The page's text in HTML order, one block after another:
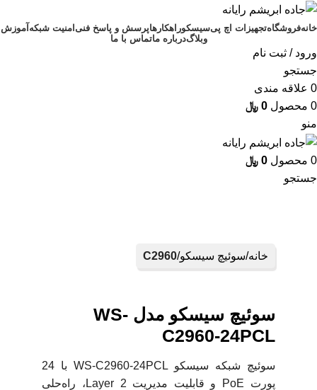
خانهفروشگاهتجهیزات اچ پیسیسکوراهکارهاپرسش و پاسخ فنی امنیت شبکه آموزش
وبلاگدرباره ماتماس با ما
ورود / ثبت نام
جستجو
0 علاقه مندی
0 محصول 0 ﷼
منو
0 محصول 0 ﷼
جستجو
خانه سوئیچ سیسکو C2960
سوئیچ سیسکو مدل WS-
C2960-24PCL
سوئیچ شبکه سیسکو WS-C2960-24PCL با 24
پورت PoE و قابلیت مدیریت Layer 2، راه‌حلی